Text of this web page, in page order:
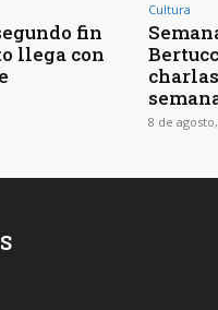
fin
llega con
Cultura
8 de